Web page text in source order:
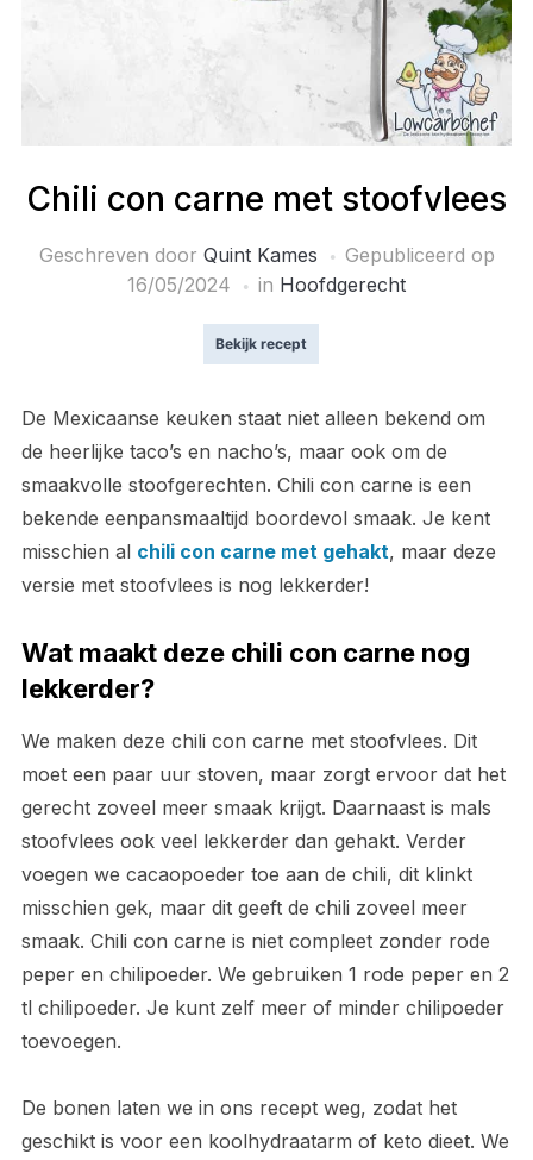
Chili con carne met stoofvlees
Geschreven door Quint Kames
Gepubliceerd op
16/05/2024
in Hoofdgerecht
Bekijk recept
De Mexicaanse keuken staat niet alleen bekend om
de heerlijke taco’s en nacho’s, maar ook om de
smaakvolle stoofgerechten. Chili con carne is een
bekende eenpansmaaltijd boordevol smaak. Je kent
misschien al chili con carne met gehakt, maar deze
versie met stoofvlees is nog lekkerder!
Wat maakt deze chili con carne nog
lekkerder?
We maken deze chili con carne met stoofvlees. Dit
moet een paar uur stoven, maar zorgt ervoor dat het
gerecht zoveel meer smaak krijgt. Daarnaast is mals
stoofvlees ook veel lekkerder dan gehakt. Verder
voegen we cacaopoeder toe aan de chili, dit klinkt
misschien gek, maar dit geeft de chili zoveel meer
smaak. Chili con carne is niet compleet zonder rode
peper en chilipoeder. We gebruiken 1 rode peper en 2
tl chilipoeder. Je kunt zelf meer of minder chilipoeder
toevoegen.
De bonen laten we in ons recept weg, zodat het
geschikt is voor een koolhydraatarm of keto dieet. We